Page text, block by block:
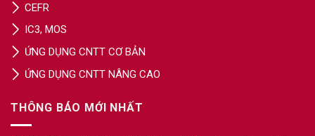
ỨNG DỤNG CNTT CƠ BẢN
ỨNG DỤNG CNTT NÂNG CAO
IC3, MOS
CEFR
THÔNG BÁO MỚI NHẤT